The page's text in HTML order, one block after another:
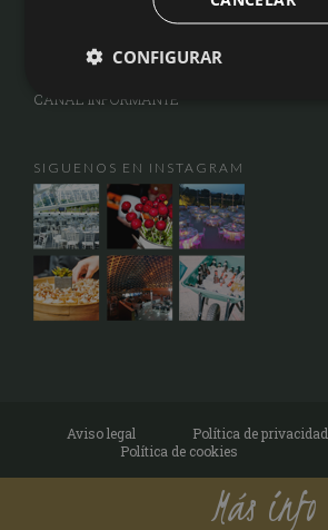
OPINIONES DE NUESTROS NOVIOS
CANAL INFORMANTE
SIGUENOS EN INSTAGRAM
Aviso legal
Política de privacidad
Política de cookies
Más info
CONFIGURAR